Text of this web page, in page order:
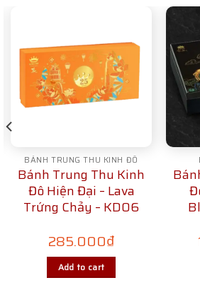
BÁNH TRUNG THU KINH ĐÔ
Bánh Trung Thu Kinh
Đô Hiện Đại – Lava
Trứng Chảy – KD06
285.000₫
Add to cart